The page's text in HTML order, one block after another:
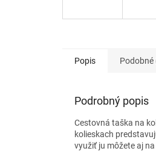
Popis Podobné
Podrobný popis
Cestovná taška na
kolieskach
využiť ju môžete aj